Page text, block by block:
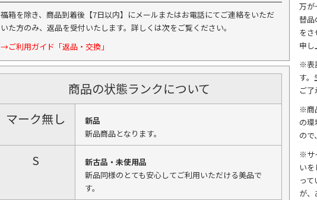
福箱を除き、商品到着後【7日以内】にメールまたはお電話にてご連絡をいただ
いた方のみ、返品を受付いたします。詳しくは次をご覧ください。
→ご利用ガイド「返品・交換」
商品の状態ランクについて
マーク無し
新品
新品商品となります。
S
新古品・未使用品
新品同様のとても安心してご利用いただける美品で
す。
万が
替品
を
申し
※表
す
ご
※商
の
の
※サ
い
っ
が